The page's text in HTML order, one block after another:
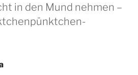
in den Mund nehmen –